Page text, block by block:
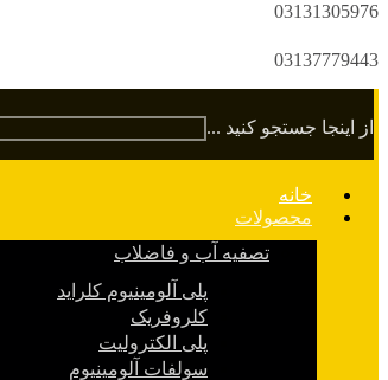
03131305976
03137779443
از اینجا جستجو کنید ...
خانه
محصولات
تصفیه آب و فاضلاب
پلی آلومینیوم کلراید
کلروفریک
پلی الکترولیت
سولفات آلومینیوم